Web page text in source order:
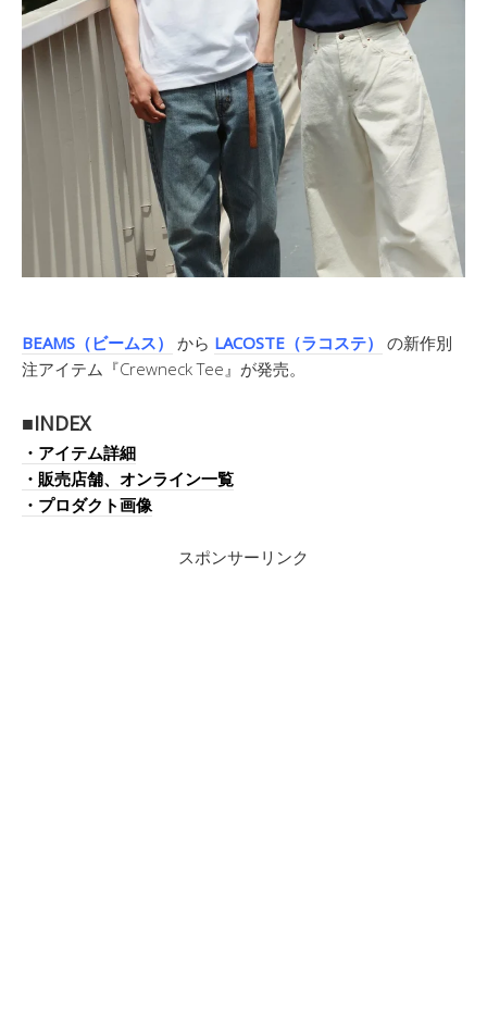
BEAMS（ビームス） から LACOSTE（ラコステ）
の新作別
注アイテム『Crewneck Tee』が発売。
■INDEX
・アイテム詳細
・販売店舗、オンライン一覧
・プロダクト画像
スポンサーリンク